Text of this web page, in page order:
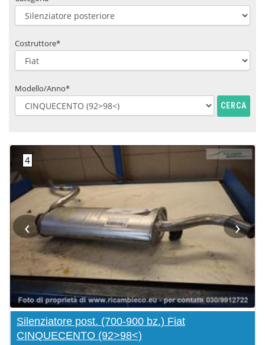
Costruttore*
Modello/Anno*
CERCA
‹ ›
Silenziatore post. (700-900 bz.) Fiat
CINQUECENTO (92>98<)